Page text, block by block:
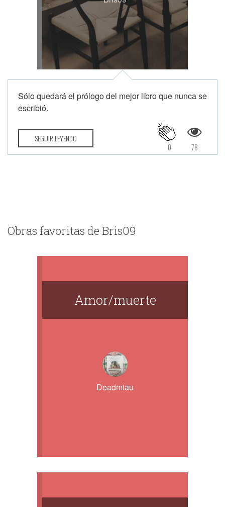
Sólo quedará el prólogo del mejor libro que nunca se
escribió.
SEGUIR LEYENDO
78
0
Obras favoritas de Bris09
Amor/muerte
Deadmiau